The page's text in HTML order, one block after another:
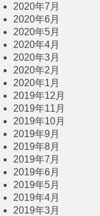
2020年7月
2020年6月
2020年5月
2020年4月
2020年3月
2020年2月
2020年1月
2019年12月
2019年11月
2019年10月
2019年9月
2019年8月
2019年7月
2019年6月
2019年5月
2019年4月
2019年3月